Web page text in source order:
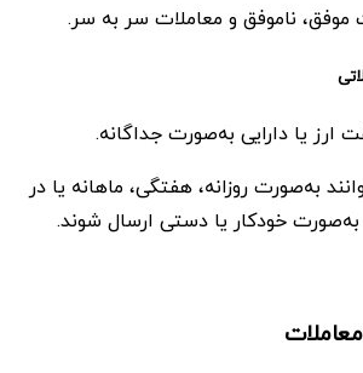
موفق، ناموفق و معاملات سر به سر.
یا دارایی به‌صورت جداگانه.
به‌صورت روزانه، هفتگی، ماهانه یا در
به‌صورت خودکار یا دستی ارسال شوند.